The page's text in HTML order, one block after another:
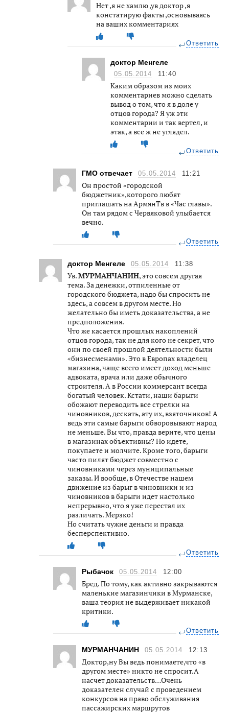
Нет ,я не хамлю ,ув доктор ,я
констатирую факты ,основываясь
на ваших комментариях
Ответить
доктор Менгеле
05.05.2014 11:40
Каким образом из моих
комментариев можно сделать
вывод о том, что я в доле у
отцов города? Я уж эти
комментарии и так вертел, и
этак, а все ж не углядел.
Ответить
ГМО отвечает 05.05.2014 11:21
Он простой «городской
бюджетник»,которого любят
приглашать на АрмянТв в «Час главы».
Он там рядом с Червяковой улыбается
вечно.
Ответить
доктор Менгеле 05.05.2014 11:38
Ув.МУРМАНЧАНИН, это совсем другая
тема. За денежки, отпиленные от
городского бюджета, надо бы спросить не
здесь, а совсем в другом месте. Но
желательно бы иметь доказательства, а не
предположения.
Что же касается прошлых накоплений
отцов города, так не для кого не секрет, что
они по своей прошлой деятельности были
«бизнесменами». Это в Европах владелец
магазина, чаще всего имеет доход меньше
адвоката, врача или даже обычного
строителя. А в России коммерсант всегда
богатый человек. Кстати, наши барыги
обожают переводить все стрелки на
чиновников, дескать, ату их, взяточников! А
ведь эти самые барыги обворовывают народ
не меньше. Вы что, правда верите, что цены
в магазинах объективны? Но идете,
покупаете и молчите. Кроме того, барыги
часто пилят бюджет совместно с
чиновниками через муниципальные
заказы. И вообще, в Отечестве нашем
движение из барыг в чиновники и из
чиновников в барыги идет настолько
непрерывно, что я уже перестал их
различать. Мерзко!
Но считать чужие деньги и правда
бесперспективно.
Ответить
Рыбачок 05.05.2014 12:00
Бред. По тому, как активно закрываются
маленькие магазинчики в Мурманске,
ваша теория не выдерживает никакой
критики.
Ответить
МУРМАНЧАНИН 05.05.2014 12:13
Доктор,ну Вы ведь понимаете,что «в
другом месте» никто не спросит.А
насчет доказательств…Очень
доказателен случай с проведением
конкурсов на право обслуживания
пассажирских маршрутов